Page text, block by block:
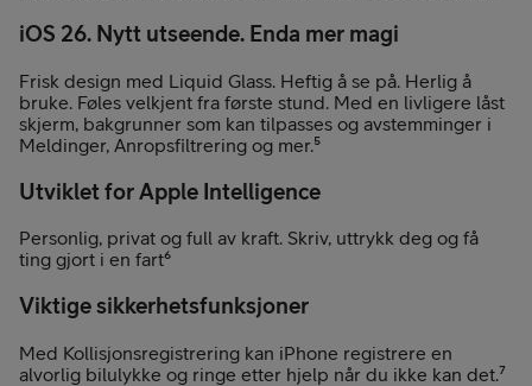
iOS 26. Nytt utseende. Enda mer magi
Frisk design med Liquid Glass. Heftig å se på. Herlig å
bruke. Føles velkjent fra første stund. Med en livligere låst
skjerm, bakgrunner som kan tilpasses og avstemminger i
Meldinger, Anropsfiltrering og mer.⁵
Utviklet for Apple Intelligence
Personlig, privat og full av kraft. Skriv, uttrykk deg og få
ting gjort i en fart⁶
Viktige sikkerhetsfunksjoner
Med Kollisjonsregistrering kan iPhone registrere en
alvorlig bilulykke og ringe etter hjelp når du ikke kan det.⁷